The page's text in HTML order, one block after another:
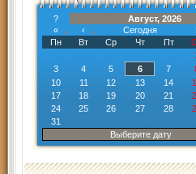
?
Август, 2026
«
‹ Сегодня
Пн
Вт Ср Чт Пт
3
4 5 6 7
10
11 12 13 14
17
18 19 20 21
24
25 26 27 28
31
Выберите дату